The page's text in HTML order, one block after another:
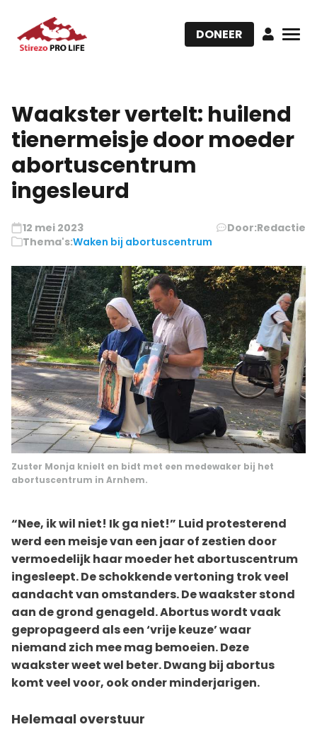
DONEER
Waakster vertelt: huilend
tienermeisje door moeder
abortuscentrum
ingesleurd
12 mei 2023 Door:Redactie
Thema's:Waken bij abortuscentrum
Zuster Monja knielt en bidt met een medewaker bij het
abortuscentrum in Arnhem.
“Nee, ik wil niet! Ik ga niet!” Luid protesterend
werd een meisje van een jaar of zestien door
vermoedelijk haar moeder het abortuscentrum
ingesleept. De schokkende vertoning trok veel
aandacht van omstanders. De waakster stond
aan de grond genageld. Abortus wordt vaak
gepropageerd als een ‘vrije keuze’ waar
niemand zich mee mag bemoeien. Deze
waakster weet wel beter. Dwang bij abortus
komt veel voor, ook onder minderjarigen.
Helemaal overstuur